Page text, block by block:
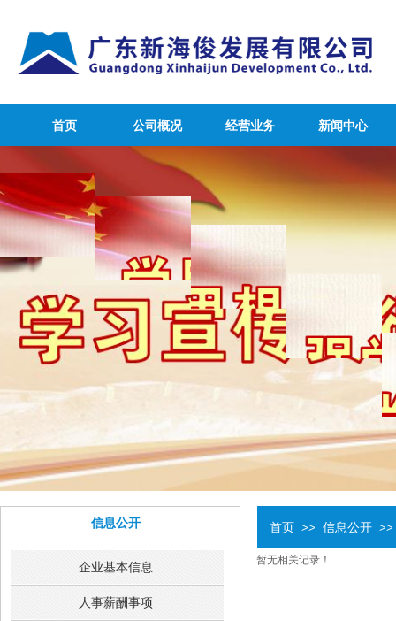
首页 公司概况 经营业务 新闻中心
信息公开 首页 >> 信息公开 >>
企业基本信息
人事薪酬事项
暂无相关记录！